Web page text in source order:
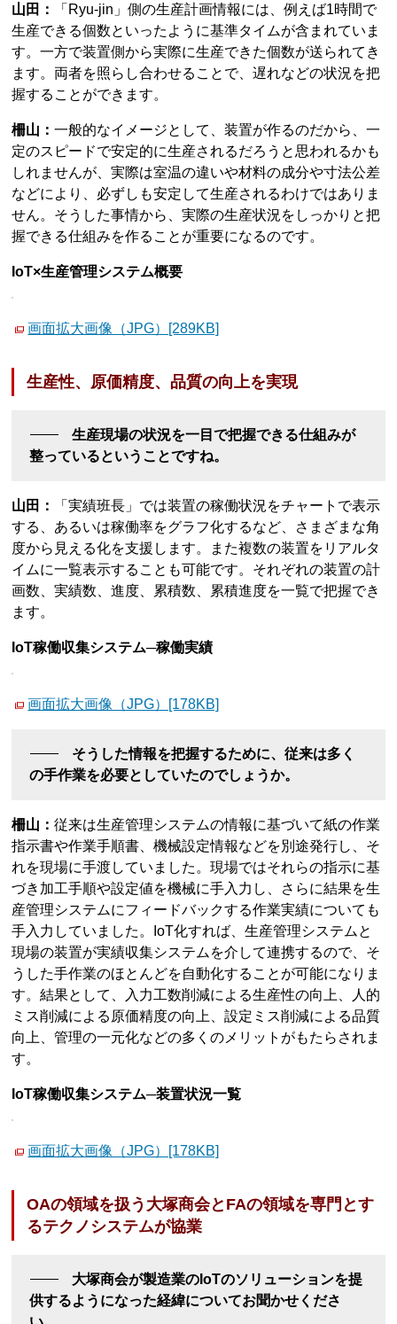
山田：
「Ryu-jin」側の生産計画情報には、例えば1時間で
生産できる個数といったように基準タイムが含まれていま
す。一方で装置側から実際に生産できた個数が送られてき
ます。両者を照らし合わせることで、遅れなどの状況を把
握することができます。
柵山：一般的なイメージとして、装置が作るのだから、一
定のスピードで安定的に生産されるだろうと思われるかも
しれませんが、実際は室温の違いや材料の成分や寸法公差
などにより、必ずしも安定して生産されるわけではありま
せん。そうした事情から、実際の生産状況をしっかりと把
握できる仕組みを作ることが重要になるのです。
IoT×生産管理システム概要
画面拡大画像（JPG）[289KB]
生産性、原価精度、品質の向上を実現
生産現場の状況を一目で把握できる仕組みが
整っているということですね。
山田：
「実績班長」では装置の稼働状況をチャートで表示
する、あるいは稼働率をグラフ化するなど、さまざまな角
度から見える化を支援します。また複数の装置をリアルタ
イムに一覧表示することも可能です。それぞれの装置の計
画数、実績数、進度、累積数、累積進度を一覧で把握でき
ます。
IoT稼働収集システム─稼働実績
画面拡大画像（JPG）[178KB]
そうした情報を把握するために、従来は多く
の手作業を必要としていたのでしょうか。
柵山：従来は生産管理システムの情報に基づいて紙の作業
指示書や作業手順書、機械設定情報などを別途発行し、そ
れを現場に手渡していました。現場ではそれらの指示に基
づき加工手順や設定値を機械に手入力し、さらに結果を生
産管理システムにフィードバックする作業実績についても
手入力していました。IoT化すれば、生産管理システムと
現場の装置が実績収集システムを介して連携するので、そ
うした手作業のほとんどを自動化することが可能になりま
す。結果として、入力工数削減による生産性の向上、人的
ミス削減による原価精度の向上、設定ミス削減による品質
向上、管理の一元化などの多くのメリットがもたらされま
す。
IoT稼働収集システム─装置状況一覧
画面拡大画像（JPG）[178KB]
OAの領域を扱う大塚商会とFAの領域を専門とす
るテクノシステムが協業
大塚商会が製造業のIoTのソリューションを提
供するようになった経緯についてお聞かせくださ